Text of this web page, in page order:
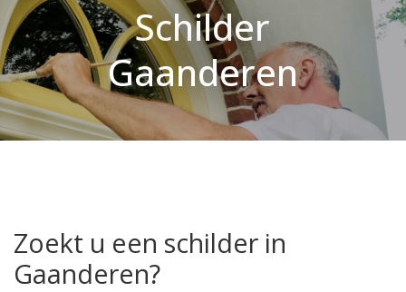
Schilder
Gaanderen
Zoekt u een schilder in
Gaanderen?